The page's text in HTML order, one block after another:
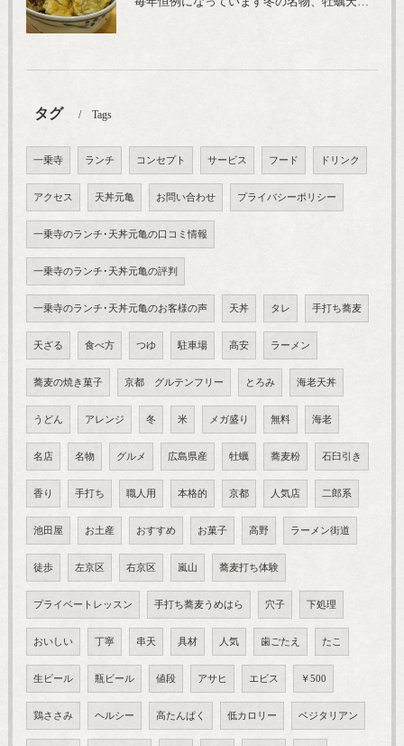
タグ Tags
一乗寺 ランチ コンセプト サービス フード ドリンク
アクセス 天丼元亀 お問い合わせ プライバシーポリシー
一乗寺のランチ･天丼元亀の口コミ情報
一乗寺のランチ･天丼元亀の評判
一乗寺のランチ･天丼元亀のお客様の声 天丼 タレ 手打ち蕎麦
天ざる 食べ方 つゆ 駐車場 高安 ラーメン
蕎麦の焼き菓子 京都 グルテンフリー とろみ 海老天丼
うどん アレンジ 冬 米 メガ盛り 無料 海老
名店 名物 グルメ 広島県産 牡蠣 蕎麦粉 石臼引き
香り 手打ち 職人用 本格的 京都 人気店 二郎系
池田屋 お土産 おすすめ お菓子 高野 ラーメン街道
徒歩 左京区 右京区 嵐山 蕎麦打ち体験
プライベートレッスン 手打ち蕎麦うめはら 穴子 下処理
おいしい 丁寧 串天 具材 人気 歯ごたえ たこ
生ビール 瓶ビール 値段 アサヒ エビス ￥500
鶏ささみ ヘルシー 高たんぱく 低カロリー ベジタリアン